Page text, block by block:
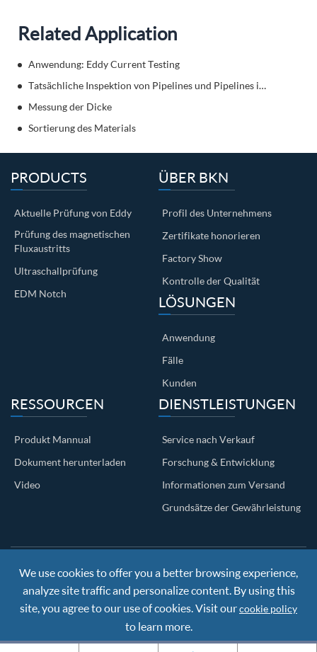
Related Application
Anwendung: Eddy Current Testing
Tatsächliche Inspektion von Pipelines und Pipelines im Dienst
Messung der Dicke
Sortierung des Materials
PRODUCTS
Aktuelle Prüfung von Eddy
Prüfung des magnetischen
Fluxaustritts
Ultraschallprüfung
EDM Notch
ÜBER BKN
Profil des Unternehmens
Zertifikate honorieren
Factory Show
Kontrolle der Qualität
LÖSUNGEN
Anwendung
Fälle
Kunden
RESSOURCEN
Produkt Mannual
Dokument herunterladen
Video
DIENSTLEISTUNGEN
Service nach Verkauf
Forschung & Entwicklung
Informationen zum Versand
Grundsätze der Gewährleistung
Copyright ©Nanjing BKN Automation System Co.,LTD.All
Rights Reserved
Sitemap
Privacy Policy
We use cookies to offer you a better browsing experience,
analyze site traffic and personalize content. By using this
site, you agree to our use of cookies. Visit ourcookie policy
to learn more.